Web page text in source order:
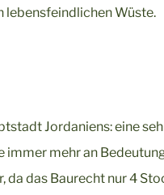
lebensfeindlichen Wüste.
Jordaniens: eine
immer mehr an
da das Baurecht nur 4